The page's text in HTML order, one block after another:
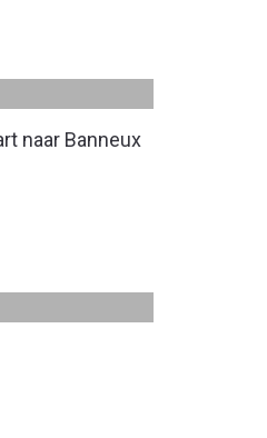
naar Banneux